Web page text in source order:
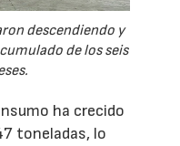
descendiendo y
de los seis
ha crecido
toneladas, lo